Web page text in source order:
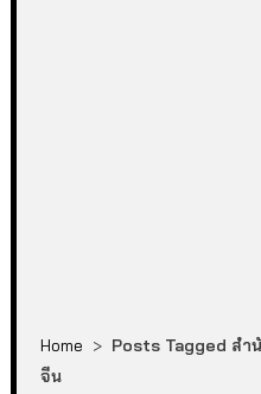
Home > Posts Tagged สำ
จีน